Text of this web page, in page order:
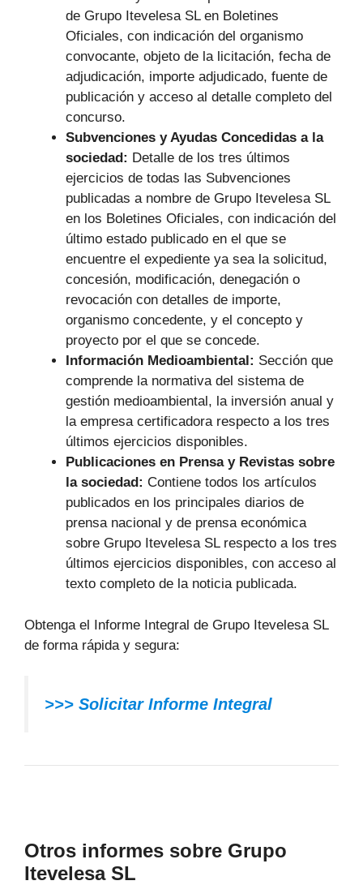
de Grupo Itevelesa SL en Boletines
Oficiales, con indicación del organismo
convocante, objeto de la licitación, fecha de
adjudicación, importe adjudicado, fuente de
publicación y acceso al detalle completo del
concurso.
Subvenciones y Ayudas Concedidas a la
sociedad: Detalle de los tres últimos
ejercicios de todas las Subvenciones
publicadas a nombre de Grupo Itevelesa SL
en los Boletines Oficiales, con indicación del
último estado publicado en el que se
encuentre el expediente ya sea la solicitud,
concesión, modificación, denegación o
revocación con detalles de importe,
organismo concedente, y el concepto y
proyecto por el que se concede.
Información Medioambiental: Sección que
comprende la normativa del sistema de
gestión medioambiental, la inversión anual y
la empresa certificadora respecto a los tres
últimos ejercicios disponibles.
Publicaciones en Prensa y Revistas sobre
la sociedad: Contiene todos los artículos
publicados en los principales diarios de
prensa nacional y de prensa económica
sobre Grupo Itevelesa SL respecto a los tres
últimos ejercicios disponibles, con acceso al
texto completo de la noticia publicada.
Obtenga el Informe Integral de Grupo Itevelesa SL
de forma rápida y segura:
>>> Solicitar Informe Integral
Otros informes sobre Grupo
Itevelesa SL